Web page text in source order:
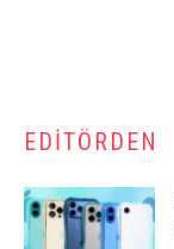
EDITÖRDEN